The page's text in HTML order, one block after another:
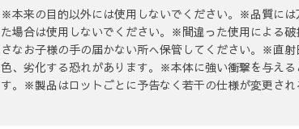
※本来の目的以外には使用しないでください。※品質に
た場合は使用しないでください。※間違った使用による
さなお子様の手の届かない所へ保管してください。※直
色、劣化する恐れがあります。※本体に強い衝撃を与え
す。※製品はロットごとに予告なく若干の仕様が変更され